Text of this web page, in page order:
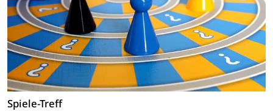
Spiele-Treff